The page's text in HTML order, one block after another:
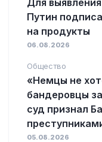
Путин
на продукты
06.08.2026
Общество
«Немцы не
бандеровцы
суд признал
05.08.2026